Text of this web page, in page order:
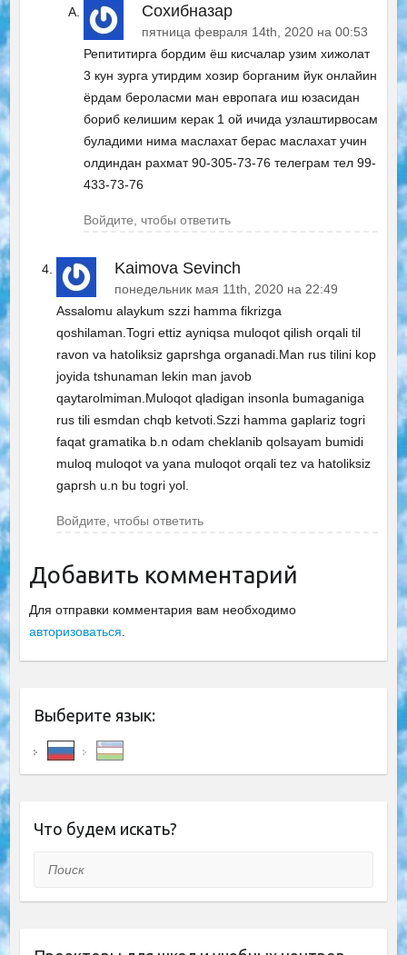
Сохибназар
пятница февраля 14th, 2020 на 00:53
Репититирга бордим ёш кисчалар узим хижолат
3 кун зурга утирдим хозир борганим йук онлайин
ёрдам бероласми ман европага иш юзасидан
бориб келишим керак 1 ой ичида узлаштирвосам
буладими нима маслахат берас маслахат учин
олдиндан рахмат 90-305-73-76 телеграм тел 99-
433-73-76
Войдите, чтобы ответить
Kaimova Sevinch
понедельник мая 11th, 2020 на 22:49
Assalomu alaykum szzi hamma fikrizga
qoshilaman.Togri ettiz ayniqsa muloqot qilish orqali til
ravon va hatoliksiz gaprshga organadi.Man rus tilini kop
joyida tshunaman lekin man javob
qaytarolmiman.Muloqot qladigan insonla bumaganiga
rus tili esmdan chqb ketvoti.Szzi hamma gaplariz togri
faqat gramatika b.n odam cheklanib qolsayam bumidi
muloq muloqot va yana muloqot orqali tez va hatoliksiz
gaprsh u.n bu togri yol.
Войдите, чтобы ответить
Добавить комментарий
Для отправки комментария вам необходимо
авторизоваться
Выберите язык:
Что будем искать?
Поиск